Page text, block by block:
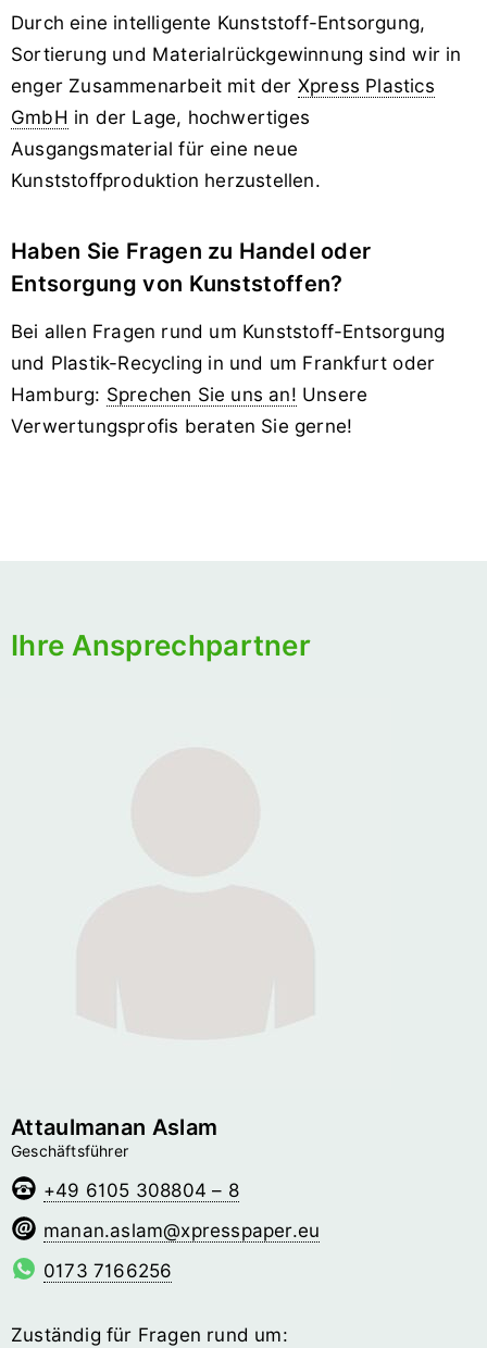
Durch eine intelligente Kunststoff-Entsorgung,
Sortierung und Materialrückgewinnung sind wir in
enger Zusammenarbeit mit der Xpress Plastics
GmbH in der Lage, hochwertiges
Ausgangsmaterial für eine neue
Kunststoffproduktion herzustellen.
Haben Sie Fragen zu Handel oder
Entsorgung von Kunststoffen?
Bei allen Fragen rund um Kunststoff-Entsorgung
und Plastik-Recycling in und um Frankfurt oder
Hamburg: Sprechen Sie uns an! Unsere
Verwertungsprofis beraten Sie gerne!
Ihre Ansprechpartner
Attaulmanan Aslam
Geschäftsführer
+49 6105 308804 – 8
malsa.nanam@­xpresspaper.eu
0173 7166256
Zuständig für Fragen rund um: